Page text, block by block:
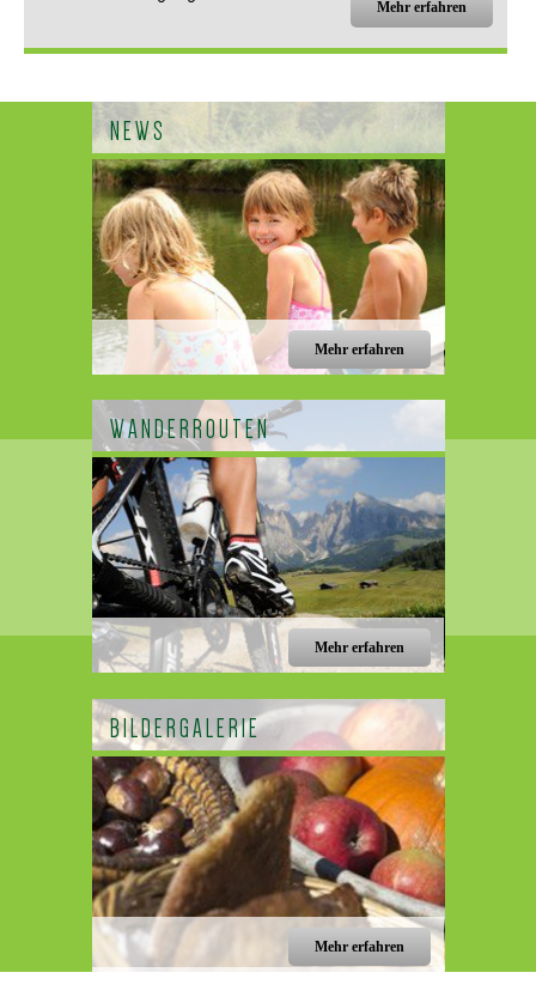
Mehr erfahren
NEWS
Mehr erfahren
WANDERROUTEN
Mehr erfahren
BILDERGALERIE
Mehr erfahren